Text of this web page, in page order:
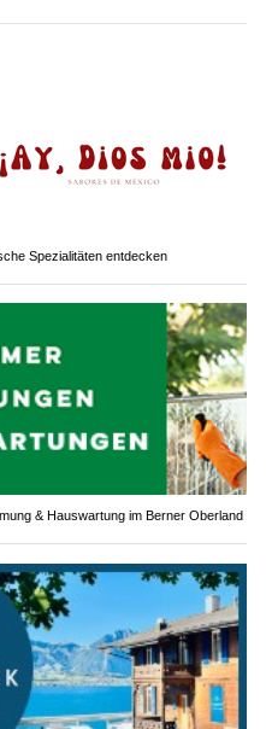
Spezialitäten entdecken
& Hauswartung im Berner Oberland